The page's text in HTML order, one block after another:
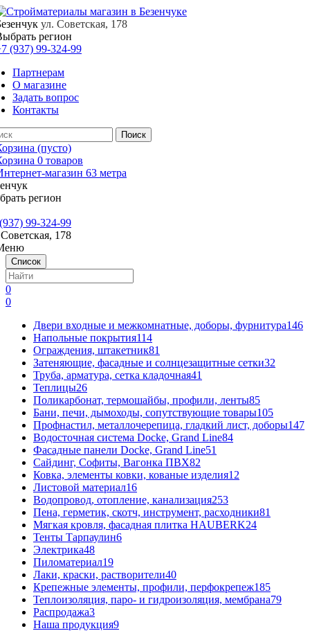
ул. Советская, 178
регион
(937) 99-324-99
Партнерам
О магазине
Задать вопрос
Контакты
(пусто)
0 товаров
регион
99-324-99
178
Список
0
0
Двери входные и межкомнатные, доборы, фурнитура146
Напольные покрытия114
Ограждения, штакетник81
Затеняющие, фасадные и солнцезащитные сетки32
Труба, арматура, сетка кладочная41
Теплицы26
Поликарбонат, термошайбы, профили, ленты85
Бани, печи, дымоходы, сопутствующие товары105
Профнастил, металлочерепица, гладкий лист, доборы147
Водосточная система Docke, Grand Line84
Фасадные панели Docke, Grand Line51
Сайдинг, Софиты, Вагонка ПВХ82
Ковка, элементы ковки, кованые изделия12
Листовой материал16
Водопровод, отопление, канализация253
Пена, герметик, скотч, инструмент, расходники81
Мягкая кровля, фасадная плитка HAUBERK24
Тенты Тарпаулин6
Электрика48
Пиломатериал19
Лаки, краски, растворители40
Крепежные элементы, профили, перфокрепеж185
Теплоизоляция, паро- и гидроизоляция, мембрана79
Распродажа3
Наша продукция9